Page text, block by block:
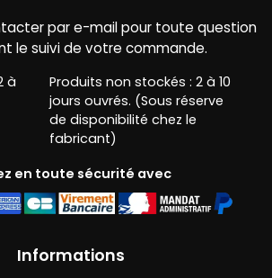
par e-mail pour toute question
le suivi de votre commande.
à
Produits non stockés : 2 à 10
jours ouvrés. (Sous réserve
de disponibilité chez le
fabricant)
en toute sécurité avec
Informations